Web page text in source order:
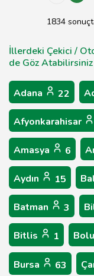
1834
İllerdeki Çekici /
de Göz Atabilirsiniz
Adana 22
Afyonkarahisar
Amasya 6
Aydın 15
Batman 3
Bitlis 1 Bolu
Bursa 63